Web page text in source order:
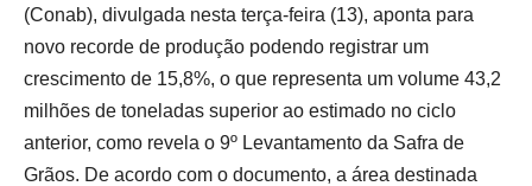
(Conab), divulgada nesta terça-feira (13), aponta para
novo recorde de produção podendo registrar um
crescimento de 15,8%, o que representa um volume 43,2
milhões de toneladas superior ao estimado no ciclo
anterior, como revela o 9º Levantamento da Safra de
Grãos. De acordo com o documento, a área destinada